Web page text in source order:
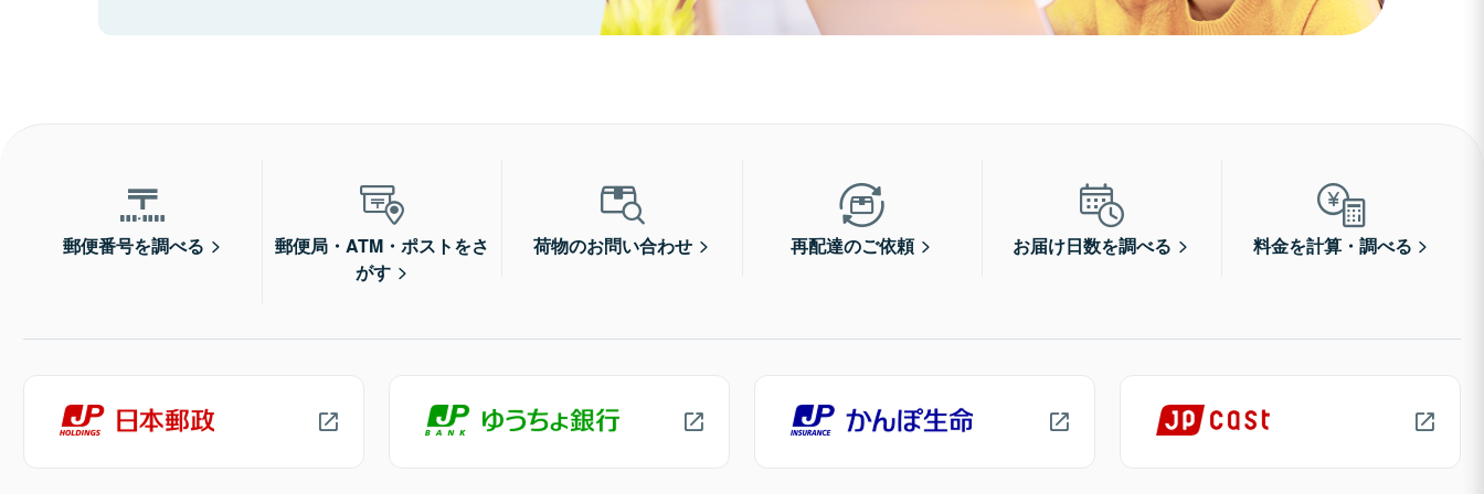
郵便番号を調べる
郵便局・ATM・ポストをさ
がす
荷物のお問い合わせ 再配達のご依頼 お届け日数を調べる 料金を計算・調べる